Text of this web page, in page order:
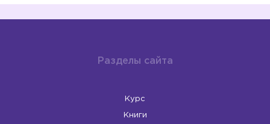
Разделы сайта
Курс
Книги